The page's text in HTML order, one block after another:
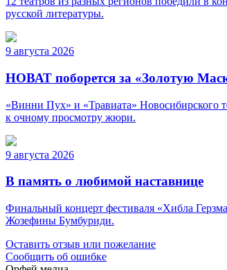
русской литературы.
9 августа 2026
НОВАТ поборется за «Золотую
«Винни Пух» и «Травиата» Новосибирского
к очному просмотру жюри.
9 августа 2026
В память о любимой наставнице
Финальный концерт фестиваля «Хибла
Жозефины Бумбуриди.
Оставить отзыв или пожелание
Сообщить об ошибке